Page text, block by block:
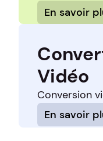
En savoir
Vidéo
Conversion
En savoir